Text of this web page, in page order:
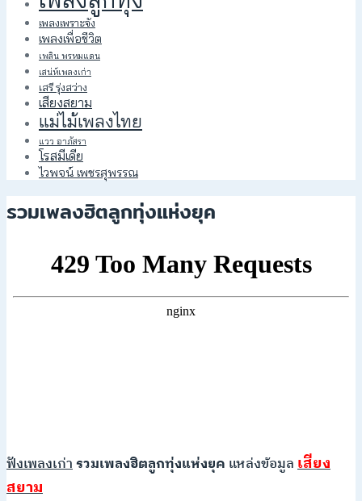
เพลงเพราะจัง
เพลงเพื่อชีวิต
เพลิน พรหมแดน
เสน่ห์เพลงเก่า
เสรี รุ่งสว่าง
เสียงสยาม
แม่ไม้เพลงไทย
แวว อาภัสรา
โรสมีเดีย
ไวพจน์ เพชรสุพรรณ
รวมเพลงฮิตลูกทุ่งแห่งยุค
ฟังเพลงเก่ารวมเพลงฮิตลูกทุ่งแห่งยุค แหล่งข้อมูลเสียง
สยาม